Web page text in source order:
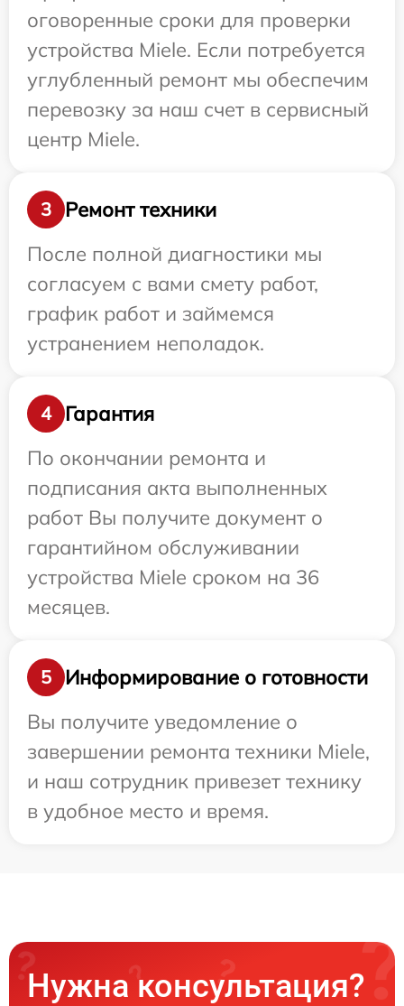
оговоренные сроки для проверки
устройства Miele. Если потребуется
углубленный ремонт мы обеспечим
перевозку за наш счет в сервисный
центр Miele.
3
Ремонт техники
После полной диагностики мы
согласуем с вами смету работ,
график работ и займемся
устранением неполадок.
4
Гарантия
По окончании ремонта и
подписания акта выполненных
работ Вы получите документ о
гарантийном обслуживании
устройства Miele сроком на 36
месяцев.
5
Информирование о готовности
Вы получите уведомление о
завершении ремонта техники Miele,
и наш сотрудник привезет технику
в удобное место и время.
Нужна консультация?